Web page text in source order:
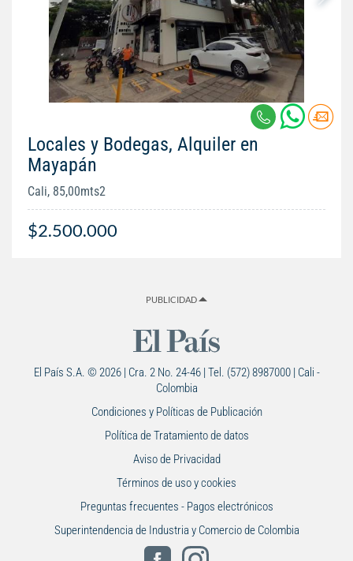
Locales y Bodegas, Alquiler en
Mayapán
Cali, 85,00mts2
$2.500.000
PUBLICIDAD
El País S.A. © 2026 | Cra. 2 No. 24-46 | Tel. (572) 8987000 | Cali -
Colombia
Condiciones y Políticas de Publicación
Política de Tratamiento de datos
Aviso de Privacidad
Términos de uso y cookies
Preguntas frecuentes - Pagos electrónicos
Superintendencia de Industria y Comercio de Colombia